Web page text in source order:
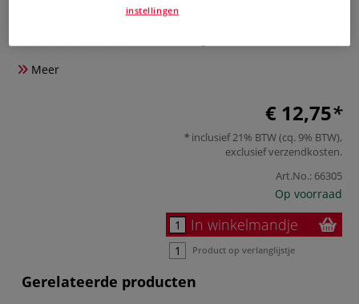
Meer
€ 12,75
inclusief 21% BTW (cq. 9% BTW),
exclusiefverzendkosten.
Art.No.: 66305
Op voorraad
In winkelmandje
Product op verlanglijstje
Gerelateerde producten
instellingen